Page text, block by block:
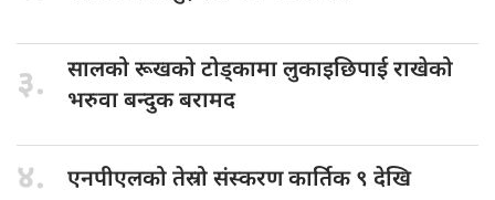
३. सालको रूखकोटोड्कामा लुकाइछिपाई राखेको
भरुवा बन्दुक बरामद
४. एनपीएलको तेस्रोसंस्करण कार्तिक ९ देखि